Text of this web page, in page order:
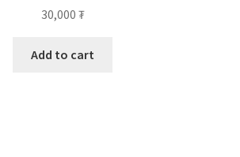
30,000 ₮
Add to cart